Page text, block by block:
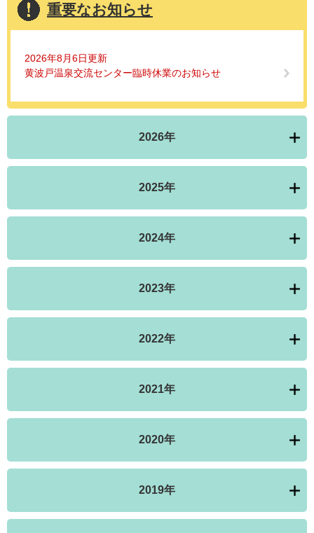
重要なお知らせ
2026年8月6日更新
黄波戸温泉交流センター臨時休業のお知らせ
2026年
2025年
2024年
2023年
2022年
2021年
2020年
2019年